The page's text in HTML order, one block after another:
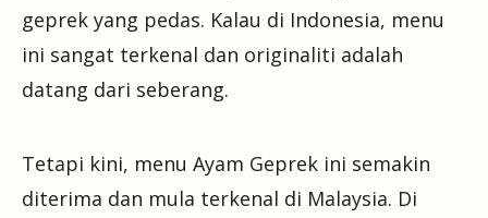
geprek yang pedas. Kalau di Indonesia, menu
ini sangat terkenal dan originaliti adalah
datang dari seberang.
Tetapi kini, menu Ayam Geprek ini semakin
diterima dan mula terkenal di Malaysia. Di